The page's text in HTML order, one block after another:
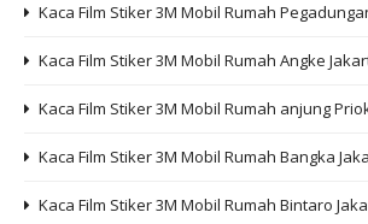
Kaca Film Stiker 3M Mobil Rumah
Kaca Film Stiker 3M Mobil Rumah Angke
Kaca Film Stiker 3M Mobil Rumah anjung
Kaca Film Stiker 3M Mobil Rumah Bangka
Kaca Film Stiker 3M Mobil Rumah Bintaro